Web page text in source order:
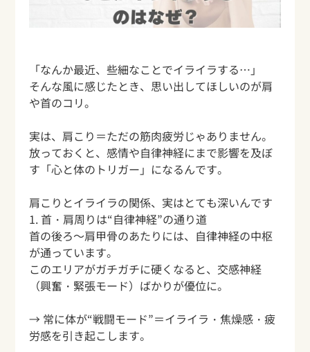
「なんか最近、些細なことでイライラする…」
そんな風に感じたとき、思い出してほしいのが肩
や首のコリ。
実は、肩こり＝ただの筋肉疲労じゃありません。
放っておくと、感情や自律神経にまで影響を及ぼ
す「心と体のトリガー」になるんです。
肩こりとイライラの関係、実はとても深いんです
1. 首・肩周りは“自律神経”の通り道
首の後ろ～肩甲骨のあたりには、自律神経の中枢
が通っています。
このエリアがガチガチに硬くなると、交感神経
（興奮・緊張モード）ばかりが優位に。
→ 常に体が“戦闘モード”＝イライラ・焦燥感・疲
労感を引き起こします。